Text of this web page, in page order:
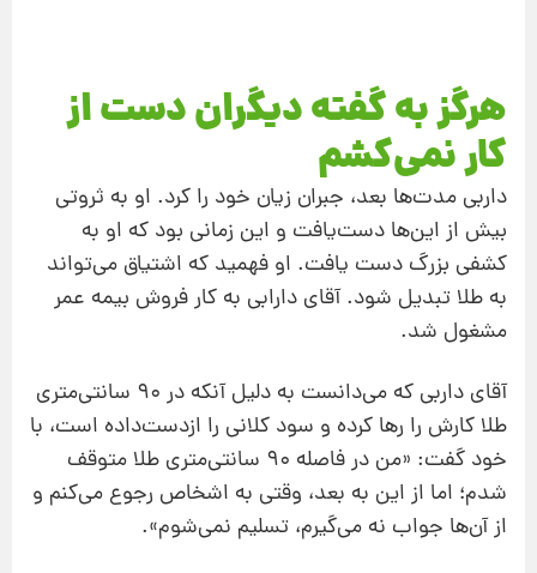
هرگز به گفته دیگران دست از
کار نمی‌کشم
داربی مدت‌ها بعد، جبران زیان خود را کرد. او به ثروتی
بیش ‌از این‌ها دست‌یافت و این زمانی بود که او به
کشفی بزرگ دست یافت. او فهمید که اشتیاق می‌تواند
به طلا تبدیل شود. آقای دارابی به کار فروش بیمه عمر
مشغول شد.
آقای داربی که می‌دانست به دلیل آنکه در 90 سانتی‌متری
طلا کارش را رها کرده و سود کلانی را ازدست‌داده ‌است، با
خود گفت: «من در فاصله 90 سانتی‌متری طلا متوقف
شدم؛ اما از این به‌ بعد، وقتی به اشخاص رجوع می‌کنم و
از آن‌ها جواب نه می‌گیرم، تسلیم نمی‌شوم».